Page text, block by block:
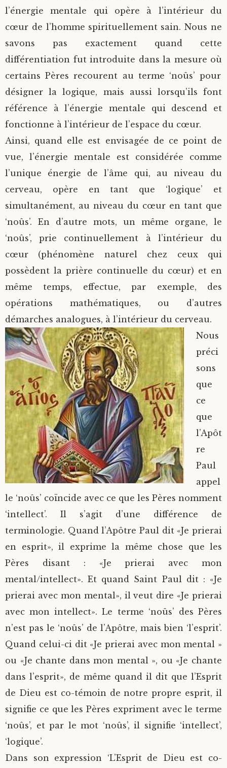
l’énergie mentale qui opère à l’intérieur du
cœur de l’homme spirituellement sain. Nous ne
savons pas exactement quand cette
différentiation fut introduite dans la mesure où
certains Pères recourent au terme ‘noûs’ pour
désigner la logique, mais aussi lorsqu’ils font
référence à l’énergie mentale qui descend et
fonctionne à l’intérieur de l’espace du cœur.
Ainsi, quand elle est envisagée de ce point de
vue, l’énergie mentale est considérée comme
l’unique énergie de l’âme qui, au niveau du
cerveau, opère en tant que ‘logique’ et
simultanément, au niveau du cœur en tant que
‘noûs’. En d’autre mots, un même organe, le
‘noûs’, prie continuellement à l’intérieur du
cœur (phénomène naturel chez ceux qui
possèdent la prière continuelle du cœur) et en
même temps, effectue, par exemple, des
opérations mathématiques, ou d’autres
démarches analogues, à l’intérieur du cerveau.
Nous
préci
sons
que
ce
que
l’Apôt
re
Paul
appel
le ‘noûs’ coïncide avec ce que les Pères nomment
‘intellect’. Il s’agit d’une différence de
terminologie. Quand l’Apôtre Paul dit «Je prierai
en esprit», il exprime la même chose que les
Pères disant : «Je prierai avec mon
mental/intellect». Et quand Saint Paul dit : «Je
prierai avec mon mental», il veut dire «Je prierai
avec mon intellect». Le terme ‘noûs’ des Pères
n’est pas le ‘noûs’ de l’Apôtre, mais bien ‘l’esprit’.
Quand celui-ci dit «Je prierai avec mon mental »
ou «Je chante dans mon mental », ou «Je chante
dans l’esprit», de même quand il dit que l’Esprit
de Dieu est co-témoin de notre propre esprit, il
signifie ce que les Pères expriment avec le terme
‘noûs’, et par le mot ‘noûs’, il signifie ‘intellect’,
‘logique’.
Dans son expression ‘L’Esprit de Dieu est co-